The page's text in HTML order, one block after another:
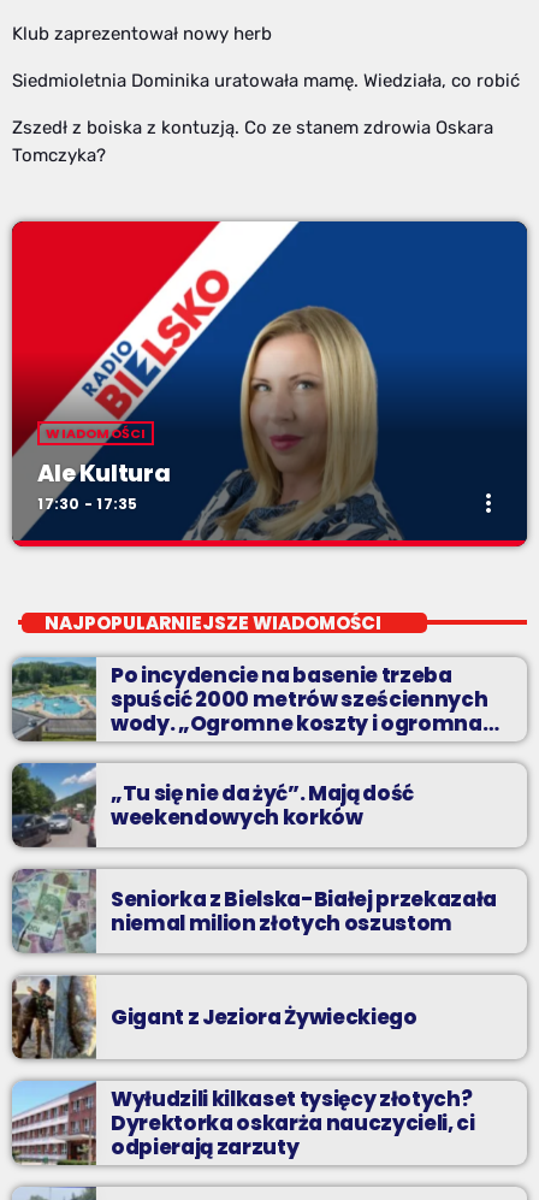
Klub zaprezentował nowy herb
Siedmioletnia Dominika uratowała mamę. Wiedziała, co robić
Zszedł z boiska z kontuzją. Co ze stanem zdrowia Oskara
Tomczyka?
WIADOMOŚCI
Ale Kultura
17:30 - 17:35 more_vert
Teatr, kino, muzyka, sztuka - czyli wszystko to, co interesuje
kulturalnego człowieka.
NAJPOPULARNIEJSZE WIADOMOŚCI
Po incydencie na basenie trzeba
spuścić 2000 metrów sześciennych
wody. „Ogromne koszty i ogromna
praca”
„Tu się nie da żyć”. Mają dość
weekendowych korków
Seniorka z Bielska-Białej przekazała
niemal milion złotych oszustom
Gigant z Jeziora Żywieckiego
Wyłudzili kilkaset tysięcy złotych?
Dyrektorka oskarża nauczycieli, ci
odpierają zarzuty